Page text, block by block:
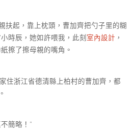
扶起，靠上枕頭，曹加齊把勺子里的糊
時辰，她如許喂我，此刻 室內設計 ，
擦了擦母親的嘴角。
浙江省德清縣上柏村的曹加齊，都
簡略！”